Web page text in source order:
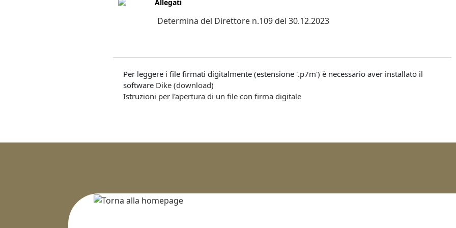
Allegati
Determina del Direttore n.109 del 30.12.2023
Per leggere i file firmati digitalmente (estensione '.p7m') è necessario aver installato il
software Dike (download)
Istruzioni per l'apertura di un file con firma digitale